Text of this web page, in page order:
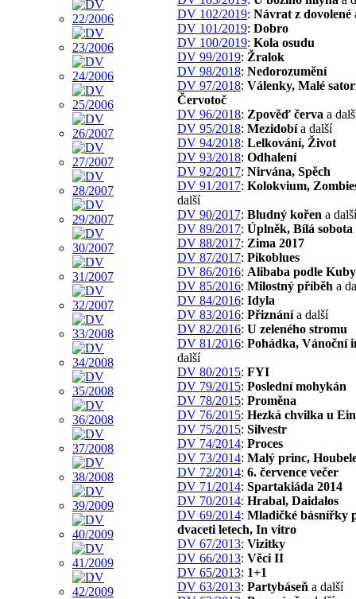
DV 102/2019: Návrat z dovolené
DV 101/2019: Dobro
DV 100/2019: Kola osudu
DV 99/2019: Žralok
DV 98/2018: Nedorozumění
DV 97/2018: Válenky, Malé
Červotoč
DV 96/2018: Zpověď červa a
DV 95/2018: Mezidobía další
DV 94/2018: Lelkování, Život
DV 93/2018: Odhalení
DV 92/2017: Nirvána, Spěch
DV 91/2017: Kolokvium,
další
DV 90/2017: Bludný kořen a další
DV 89/2017: Úplněk, Bílá sobota
DV 88/2017: Zima 2017
DV 87/2017: Pikoblues
DV 86/2016: Alibaba podle Kuby
DV 85/2016: Milostný příběh a
DV 84/2016: Idyla
DV 83/2016: Přiznánía další
DV 82/2016: U zeleného stromu
DV 81/2016: Pohádka, Vánoční
další
DV 80/2015: FYI
DV 79/2015: Poslední mohykán
DV 78/2015: Proměna
DV 76/2015: Hezká chvilka u
DV 75/2015: Silvestr
DV 74/2014: Proces
DV 73/2014: Malý princ,
DV 72/2014: 6. července večer
DV 71/2014: Spartakiáda 2014
DV 70/2014: Hrabal, Daidalos
DV 69/2014: Mladičké básnířky
dvaceti letech, In vitro
DV 67/2013: Vizitky
DV 66/2013: Věci II
DV 65/2013: 1+1
DV 63/2013: Partybáseň a další